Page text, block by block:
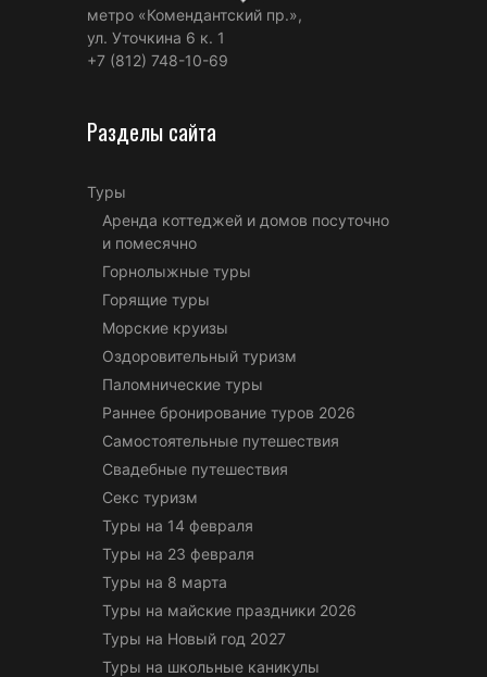
метро «Комендантский пр.»,
ул. Уточкина 6 к. 1
+7 (812) 748-10-69
Разделы сайта
Туры
Аренда коттеджей и домов посуточно
и помесячно
Горнолыжные туры
Горящие туры
Морские круизы
Оздоровительный туризм
Паломнические туры
Раннее бронирование туров 2026
Самостоятельные путешествия
Свадебные путешествия
Секс туризм
Туры на 14 февраля
Туры на 23 февраля
Туры на 8 марта
Туры на майские праздники 2026
Туры на Новый год 2027
Туры на школьные каникулы